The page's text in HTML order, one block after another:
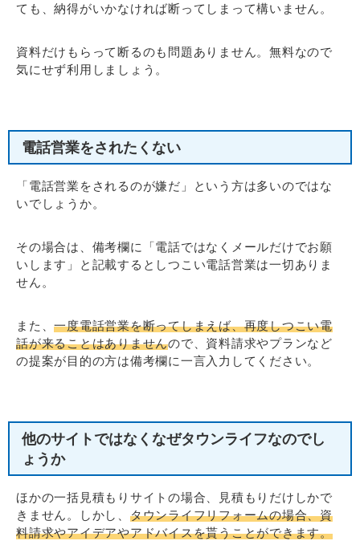
ても、納得がいかなければ断ってしまって構いません。
資料だけもらって断るのも問題ありません。無料なので
気にせず利用しましょう。
電話営業をされたくない
「電話営業をされるのが嫌だ」という方は多いのではな
いでしょうか。
その場合は、備考欄に「電話ではなくメールだけでお願
いします」と記載するとしつこい電話営業は一切ありま
せん。
また、一度電話営業を断ってしまえば、再度しつこい電
話が来ることはありませんので、資料請求やプランなど
の提案が目的の方は備考欄に一言入力してください。
他のサイトではなくなぜタウンライフなのでし
ょうか
ほかの一括見積もりサイトの場合、見積もりだけしかで
きません。しかし、 タウンライフリフォームの場合、資
料請求やアイデアやアドバイスを貰うことができます。